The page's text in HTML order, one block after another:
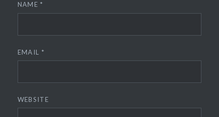
NAME*
EMAIL *
WEBSITE